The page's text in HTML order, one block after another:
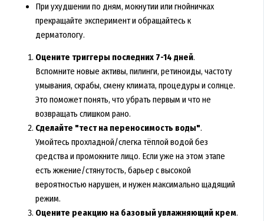
При ухудшении по дням, мокнутии или гнойничках
прекращайте эксперимент и обращайтесь к
дерматологу.
Оцените триггеры последних 7-14 дней.
Вспомните новые активы, пилинги, ретиноиды, частоту
умывания, скрабы, смену климата, процедуры и солнце.
Это поможет понять, что убрать первым и что не
возвращать слишком рано.
Сделайте "тест на переносимость воды".
Умойтесь прохладной/слегка тёплой водой без
средства и промокните лицо. Если уже на этом этапе
есть жжение/стянутость, барьер с высокой
вероятностью нарушен, и нужен максимально щадящий
режим.
Оцените реакцию на базовый увлажняющий крем.